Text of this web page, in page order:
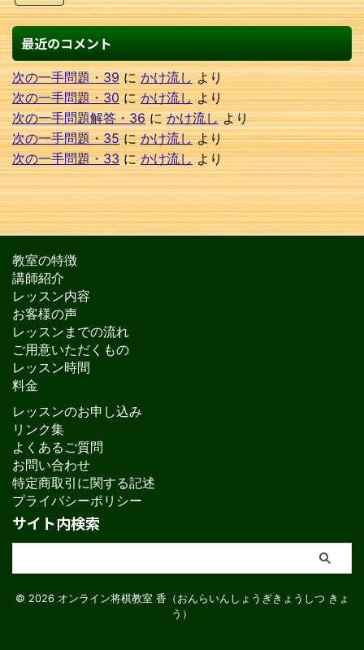
最近のコメント
次の一手問題・39にかけ流しより
次の一手問題・30にかけ流しより
次の一手問題解答・36にかけ流しより
次の一手問題・35にかけ流しより
次の一手問題・33にかけ流しより
教室の特徴
講師紹介
レッスン内容
お客様の声
レッスンまでの流れ
ご用意いただくもの
レッスン時間
料金
レッスンのお申し込み
リンク集
よくあるご質問
お問い合わせ
特定商取引に関する記述
プライバシーポリシー
サイト内検索
© 2026 オンライン将棋教室 香（おんらいんしょうぎきょうしつ きょ
う）